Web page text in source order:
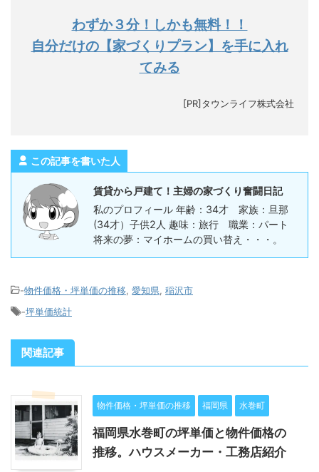
わずか３分！しかも無料！！
自分だけの【家づくりプラン】を手に入れ
てみる
[PR]タウンライフ株式会社
この記事を書いた人
賃貸から戸建て！主婦の家づくり奮闘日記
私のプロフィール 年齢：34才 家族：旦那
(34才）子供2人 趣味：旅行 職業：パート
将来の夢：マイホームの買い替え・・・。
-物件価格・坪単価の推移 愛知県 稲沢市
-坪単価統計
関連記事
物件価格・坪単価の推移 福岡県 水巻町
福岡県水巻町の坪単価と物件価格の
推移。ハウスメーカー・工務店紹介